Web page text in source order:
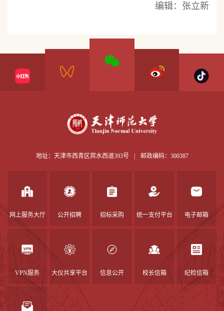
编辑：张立新
地址：天津市西青区宾水西道393号 邮政编码：300387
网上服务大厅 公开招聘 招标采购 统一支付平台 电子邮箱
VPN服务 大仪共享平台 信息公开 校长信箱 纪检信箱